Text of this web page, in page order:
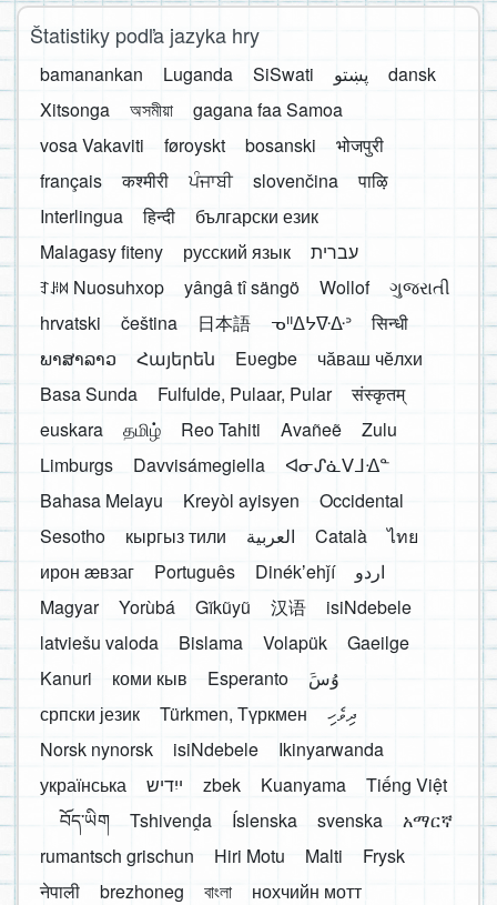
Štatistiky podľa jazyka hry
bamanankan Luganda SiSwati پښتو
dansk
Xitsonga
অসমীয়া
gagana faa Samoa
vosa Vakaviti
føroyskt bosanski
भोजपुरी
français
कश्मीरी ਪੰਜਾਬੀ slovenčina
पाऴि
Interlingua
हिन्दी
български език
Malagasy fiteny
русский язык
עברית
ꆈꌠ꒿ Nuosuhxop
yângâ tî sängö Wollof
ગુજરાતી
hrvatski
čeština 日本語 ᓀᐦᐃᔭᐍᐏᐣ
सिन्धी
ພາສາລາວ
Հայերեն Eʋegbe
чӑваш чӗлхи
Basa Sunda
Fulfulde, Pulaar, Pular
संस्कृतम्
euskara
தமிழ் Reo Tahiti Avañeẽ
Zulu
Limburgs
Davvisámegiella
ᐊᓂᔑᓈᐯᒧᐎᓐ
Bahasa Melayu
Kreyòl ayisyen
Occidental
Sesotho
кыргыз тили العربية Català
ไทย
ирон æвзаг
Português Dinékʼehǰí
اردو
Magyar
Yorùbá Gĩkũyũ 汉语
isiNdebele
latviešu valoda
Bislama Volapük
Gaeilge
Kanuri
коми кыв Esperanto
َوُسَ
српски језик
Türkmen, Түркмен
ދިވެހި
Norsk nynorsk
isiNdebele
Ikinyarwanda
українська
ייִדיש zbek Kuanyama
Tiếng Việt
བོད་ཡིག
Tshivenḓa Íslenska svenska
አማርኛ
rumantsch grischun
Hiri Motu Malti
Frysk
नेपाली
brezhoneg বাংলা
нохчийн мотт